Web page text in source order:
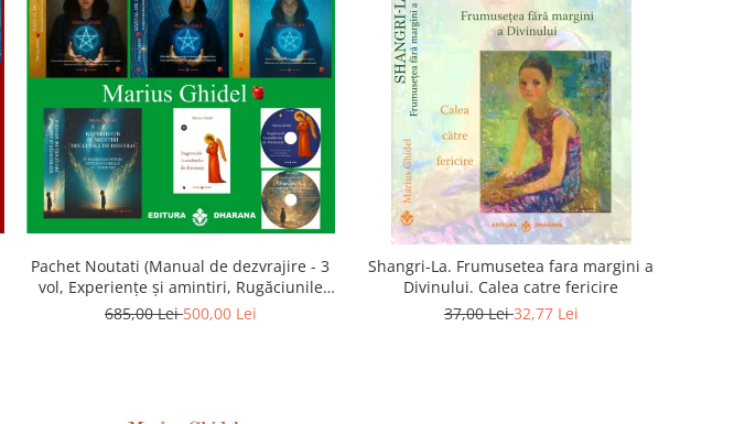
Pachet Noutati (Manual de dezvrajire - 3
vol, Experiențe și amintiri, Rugăciunile
Luceafarului de dimineata) - Marius
685,00 Lei500,00 Lei
Shangri-La. Frumusetea fara margini a
Divinului. Calea catre fericire
37,00 Lei32,77 Lei